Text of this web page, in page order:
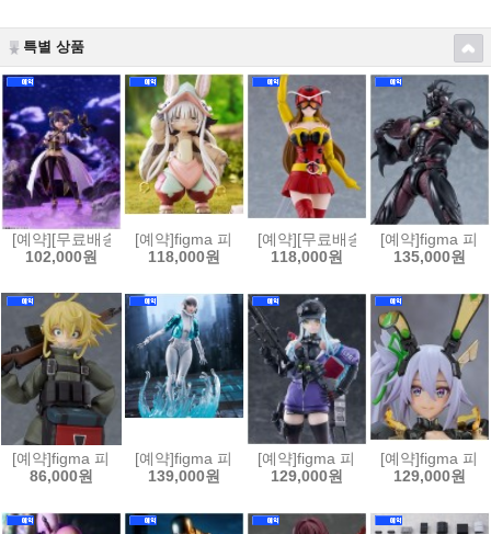
특별 상품
[예약][무료배송]figma 피그마 마법소녀를 동경해서 - 마지아 베제
102,000원
[예약]figma 피그마 메이드 인 어비스 열일의 황금
118,000원
[예약][무료배송]figma 피그마 토
118,000원
[예약]figma 피
135,000원
[예약]figma 피그마 극장판 유녀전기 타냐 데그레챠프
86,000원
[예약]figma 피그마 퍼스트 디센던트 - 밸비
139,000원
[예약]figma 피그마 소녀전선2 망
129,000원
[예약]figma 피
129,000원